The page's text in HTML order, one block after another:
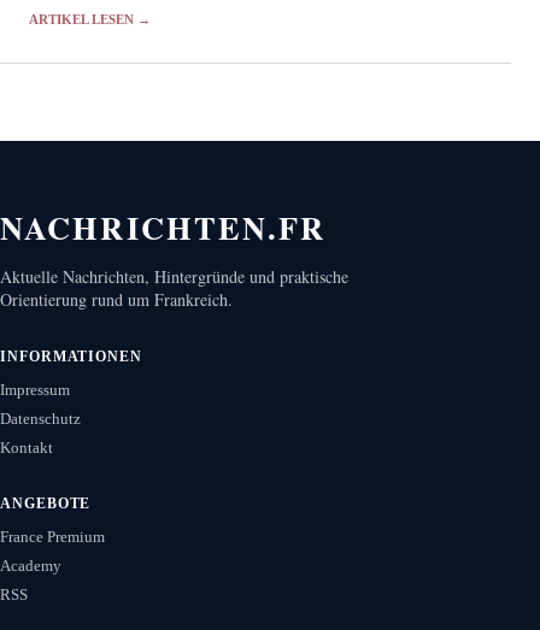
ARTIKEL LESEN →
NACHRICHTEN.FR
Aktuelle Nachrichten, Hintergründe und praktische
Orientierung rund um Frankreich.
INFORMATIONEN
Impressum
Datenschutz
Kontakt
ANGEBOTE
France Premium
Academy
RSS